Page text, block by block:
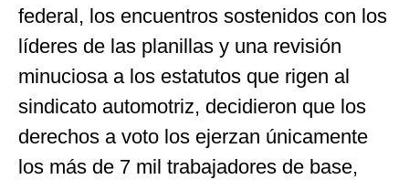
federal, los encuentros sostenidos con los
líderes de las planillas y una revisión
minuciosa a los estatutos que rigen al
sindicato automotriz, decidieron que los
derechos a voto los ejerzan únicamente
los más de 7 mil trabajadores de base,